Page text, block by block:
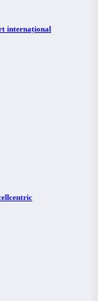
internațional